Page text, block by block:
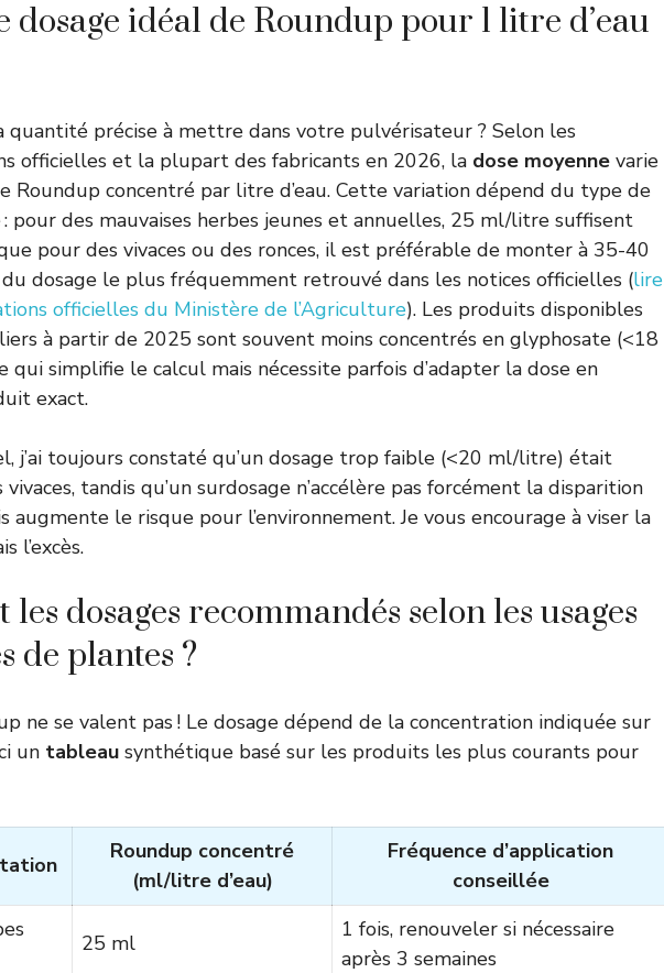
dosage idéal de Roundup pour 1 litre d’eau
quantité précise à mettre dans votre pulvérisateur ? Selon les
officielles et la plupart des fabricants en 2026, la dose moyenne varie
Roundup concentré par litre d’eau. Cette variation dépend du type de
pour des mauvaises herbes jeunes et annuelles, 25 ml/litre suffisent
pour des vivaces ou des ronces, il est préférable de monter à 35-40
dosage le plus fréquemment retrouvé dans les notices officielles (lire
officielles du Ministère de l’Agriculture). Les produits disponibles
à partir de 2025 sont souvent moins concentrés en glyphosate (<18
qui simplifie le calcul mais nécessite parfois d’adapter la dose en
exact.
j’ai toujours constaté qu’un dosage trop faible (<20 ml/litre) était
tandis qu’un surdosage n’accélère pas forcément la disparition
augmente le risque pour l’environnement. Je vous encourage à viser la
l’excès.
les dosages recommandés selon les usages
de plantes ?
ne se valent pas ! Le dosage dépend de la concentration indiquée sur
un tableau synthétique basé sur les produits les plus courants pour
Roundup concentré
(ml/litre d’eau)
Fréquence d’application
conseillée
25 ml
1 fois, renouveler si nécessaire
après 3 semaines